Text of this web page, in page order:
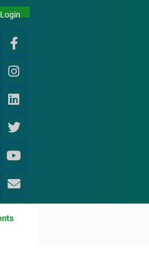
Login